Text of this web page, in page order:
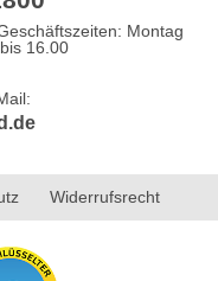
Montag
16.00
Widerrufsrecht